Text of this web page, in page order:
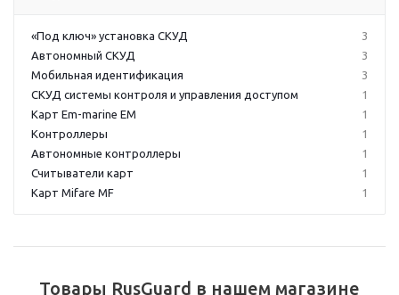
«Под ключ» установка СКУД
3
Автономный СКУД
3
Мобильная идентификация
3
СКУД системы контроля и управления доступом
1
Карт Em-marine EM
1
Контроллеры
1
Автономные контроллеры
1
Считыватели карт
1
Карт Mifare MF
1
Товары RusGuard в нашем магазине